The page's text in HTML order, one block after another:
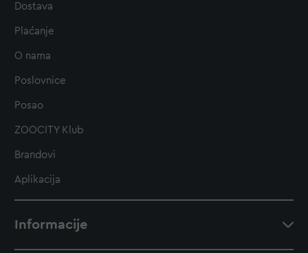
Dostava
Plaćanje
O nama
Poslovnice
Posao
ZOOCITY Klub
Brandovi
Aplikacija
Informacije